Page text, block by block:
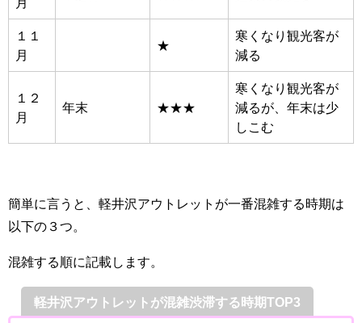
１１
月
★
寒くなり観光客が
減る
１２
月
年末 ★★★
寒くなり観光客が
減るが、年末は少
しこむ
簡単に言うと、軽井沢アウトレットが一番混雑する時期は
以下の３つ。
混雑する順に記載します。
軽井沢アウトレットが混雑渋滞する時期TOP3